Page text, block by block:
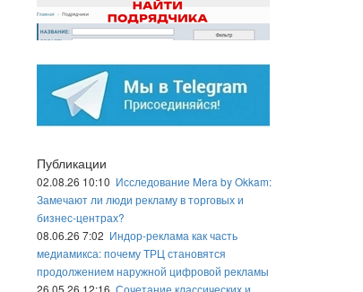
Публикации
02.08.26 10:10 Исследование Mera by Okkam:
Замечают ли люди рекламу в торговых и
бизнес-центрах?
08.06.26 7:02 Индор-реклама как часть
медиамикса: почему ТРЦ становятся
продолжением наружной цифровой рекламы
26.05.26 12:16 Сочетание классических и